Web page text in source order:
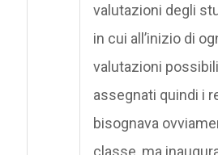
valutazioni degli
in cui all’inizio di
valutazioni
assegnati quindi i
bisognava
classe, ma